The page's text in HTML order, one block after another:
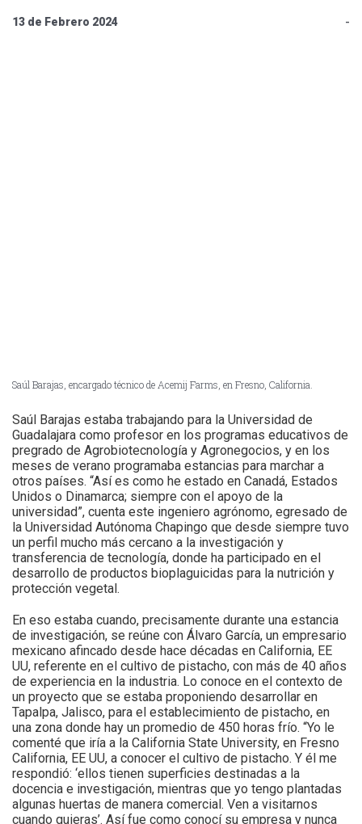
13 de Febrero 2024 -
Saúl Barajas, encargado técnico de Acemij Farms, en Fresno, California.
Saúl Barajas estaba trabajando para la Universidad de
Guadalajara como profesor en los programas educativos de
pregrado de Agrobiotecnología y Agronegocios, y en los
meses de verano programaba estancias para marchar a
otros países. “Así es como he estado en Canadá, Estados
Unidos o Dinamarca; siempre con el apoyo de la
universidad”, cuenta este ingeniero agrónomo, egresado de
la Universidad Autónoma Chapingo que desde siempre tuvo
un perfil mucho más cercano a la investigación y
transferencia de tecnología, donde ha participado en el
desarrollo de productos bioplaguicidas para la nutrición y
protección vegetal.
En eso estaba cuando, precisamente durante una estancia
de investigación, se reúne con Álvaro García, un empresario
mexicano afincado desde hace décadas en California, EE
UU, referente en el cultivo de pistacho, con más de 40 años
de experiencia en la industria. Lo conoce en el contexto de
un proyecto que se estaba proponiendo desarrollar en
Tapalpa, Jalisco, para el establecimiento de pistacho, en
una zona donde hay un promedio de 450 horas frío. “Yo le
comenté que iría a la California State University, en Fresno
California, EE UU, a conocer el cultivo de pistacho. Y él me
respondió: ‘ellos tienen superficies destinadas a la
docencia e investigación, mientras que yo tengo plantadas
algunas huertas de manera comercial. Ven a visitarnos
cuando quieras’. Así fue como conocí su empresa y nunca